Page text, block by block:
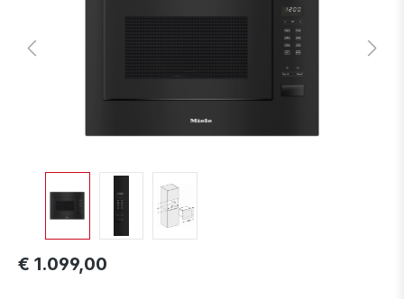
€ 1.099,00